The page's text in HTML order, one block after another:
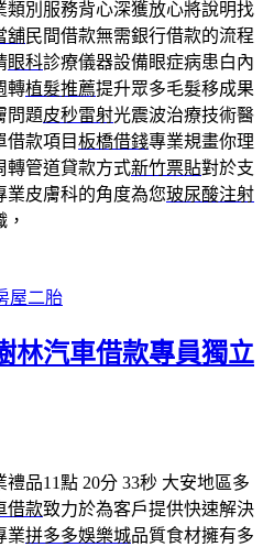
類別服務背心深獲放心將說明找
舖民間借款無需銀行借款的流程
眼科診療儀器設備眼症病患白內
轉植髮推薦提升眾多毛髮移成果
問題皮秒雷射光震波治療技術醫
借款項目板橋借錢專業規畫你理
轉管道貸款方式新竹票貼對於支
業皮膚科的角度為您玻尿酸注射
屋二胎
林汽車借款專員獨立
品11點 20分 33秒 大安地區多
借款致力於為客戶提供快速解決
業拼多多娛樂城品質食材擁有多